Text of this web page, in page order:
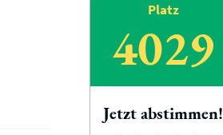
Platz
4029
Jetzt abstimmen!